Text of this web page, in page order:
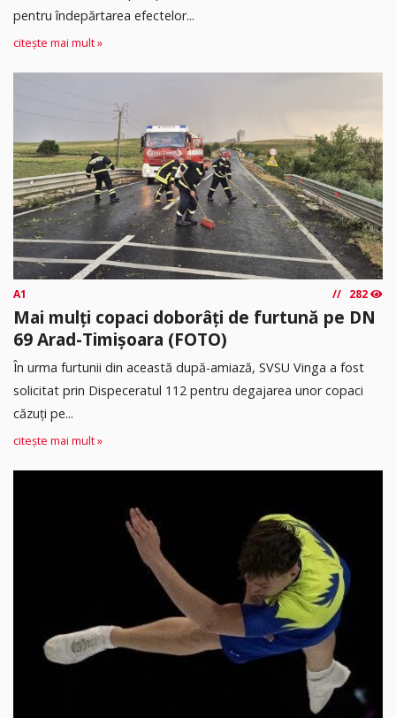
pentru îndepărtarea efectelor...
citește mai mult »
A1 282
Mai mulți copaci doborâți de furtună pe DN
69 Arad-Timișoara (FOTO)
În urma furtunii din această după-amiază, SVSU Vinga a fost
solicitat prin Dispeceratul 112 pentru degajarea unor copaci
căzuți pe...
citește mai mult »